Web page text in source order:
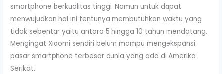
smartphone berkualitas tinggi. Namun untuk dapat
menwujudkan hal ini tentunya membutuhkan waktu yang
tidak sebentar yaitu antara 5 hingga 10 tahun mendatang.
Mengingat Xiaomi sendiri belum mampu mengekspansi
pasar smartphone terbesar dunia yang ada di Amerika
Serikat.